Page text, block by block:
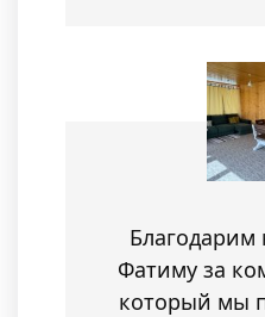
Благодарим
Фатиму за
который мы